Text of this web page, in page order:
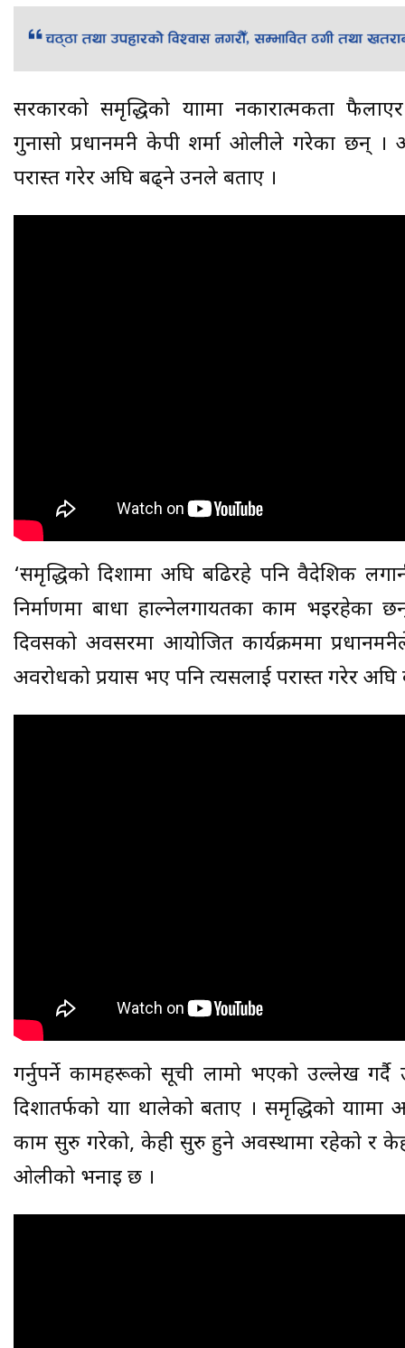
सरकारको समृद्धिको यात्रामा नकारात्मकता
गुनासो प्रधानमन्त्री केपी शर्मा ओलीले गरेका छन्
परास्त गरेर अघि बढ्ने उनले बताए ।
‘समृद्धिको दिशामा अघि बढिरहे पनि वैदेशिक
निर्माणमा बाधा हाल्नेलगायतका काम भइरहेका छन्,’
दिवसको अवसरमा आयोजित कार्यक्रममा
अवरोधको प्रयास भए पनि त्यसलाई परास्त गरेर अघि
गर्नुपर्ने कामहरूको सूची लामो भएको उल्लेख
दिशातर्फको यात्रा थालेको बताए । समृद्धिको
काम सुरु गरेको, केही सुरु हुने अवस्थामा रहेको र केही
ओलीको भनाइ छ ।